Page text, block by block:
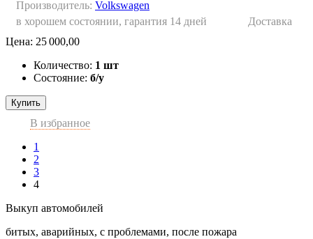
Производитель: Volkswagen
в хорошем состоянии, гарантия 14 дней
Доставка
Цена: 25 000,00
Количество: 1 шт
Состояние: б/у
Купить
В избранное
1
2
3
4
Выкуп автомобилей
битых, аварийных, с проблемами, после пожара